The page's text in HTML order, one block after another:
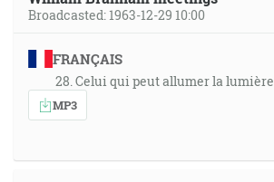
Broadcasted: 1963-12-29 10:00
FRANÇAIS
28. Celui qui peut allumer la lumière
MP3